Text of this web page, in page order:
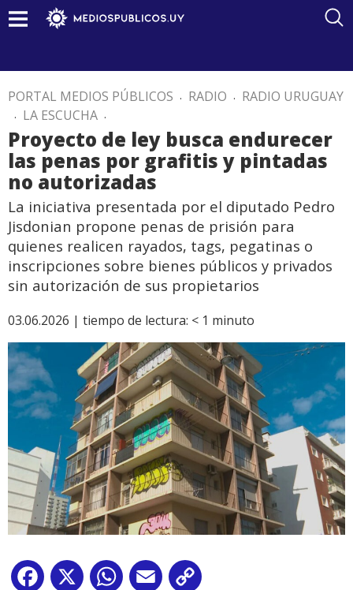
PORTAL MEDIOS PÚBLICOS . RADIO . RADIO URUGUAY
. LA ESCUCHA .
Proyecto de ley busca endurecer
las penas por grafitis y pintadas
no autorizadas
La iniciativa presentada por el diputado Pedro
Jisdonian propone penas de prisión para
quienes realicen rayados, tags, pegatinas o
inscripciones sobre bienes públicos y privados
sin autorización de sus propietarios
03.06.2026 | tiempo de lectura: < 1 minuto
Facebook
X WhatsApp
Email